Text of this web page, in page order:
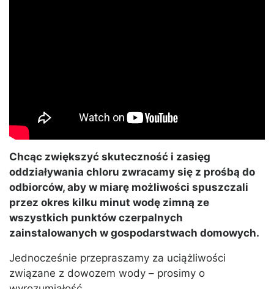
Chcąc zwiększyć skuteczność i zasięg
oddziaływania chloru zwracamy się z prośbą do
odbiorców, aby w miarę możliwości spuszczali
przez okres kilku minut wodę zimną ze
wszystkich punktów czerpalnych
zainstalowanych w gospodarstwach domowych.
Jednocześnie przepraszamy za uciążliwości
związane z dowozem wody – prosimy o